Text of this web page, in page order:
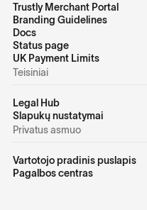
Trustly Merchant Portal
Branding Guidelines
Docs
Status page
UK Payment Limits
Teisiniai
Legal Hub
Slapukų nustatymai
Privatus asmuo
Vartotojo pradinis puslapis
Pagalbos centras